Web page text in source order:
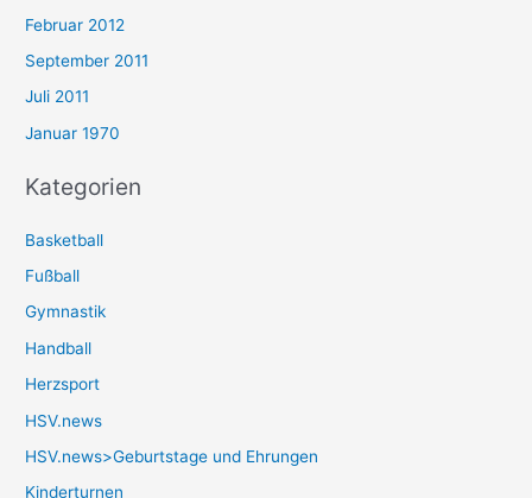
Februar 2012
September 2011
Juli 2011
Januar 1970
Kategorien
Basketball
Fußball
Gymnastik
Handball
Herzsport
HSV.news
HSV.news>Geburtstage und Ehrungen
Kinderturnen